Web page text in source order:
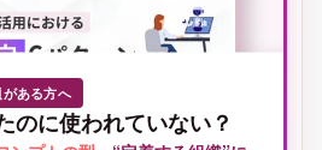
ある方へ
のに使われていない？